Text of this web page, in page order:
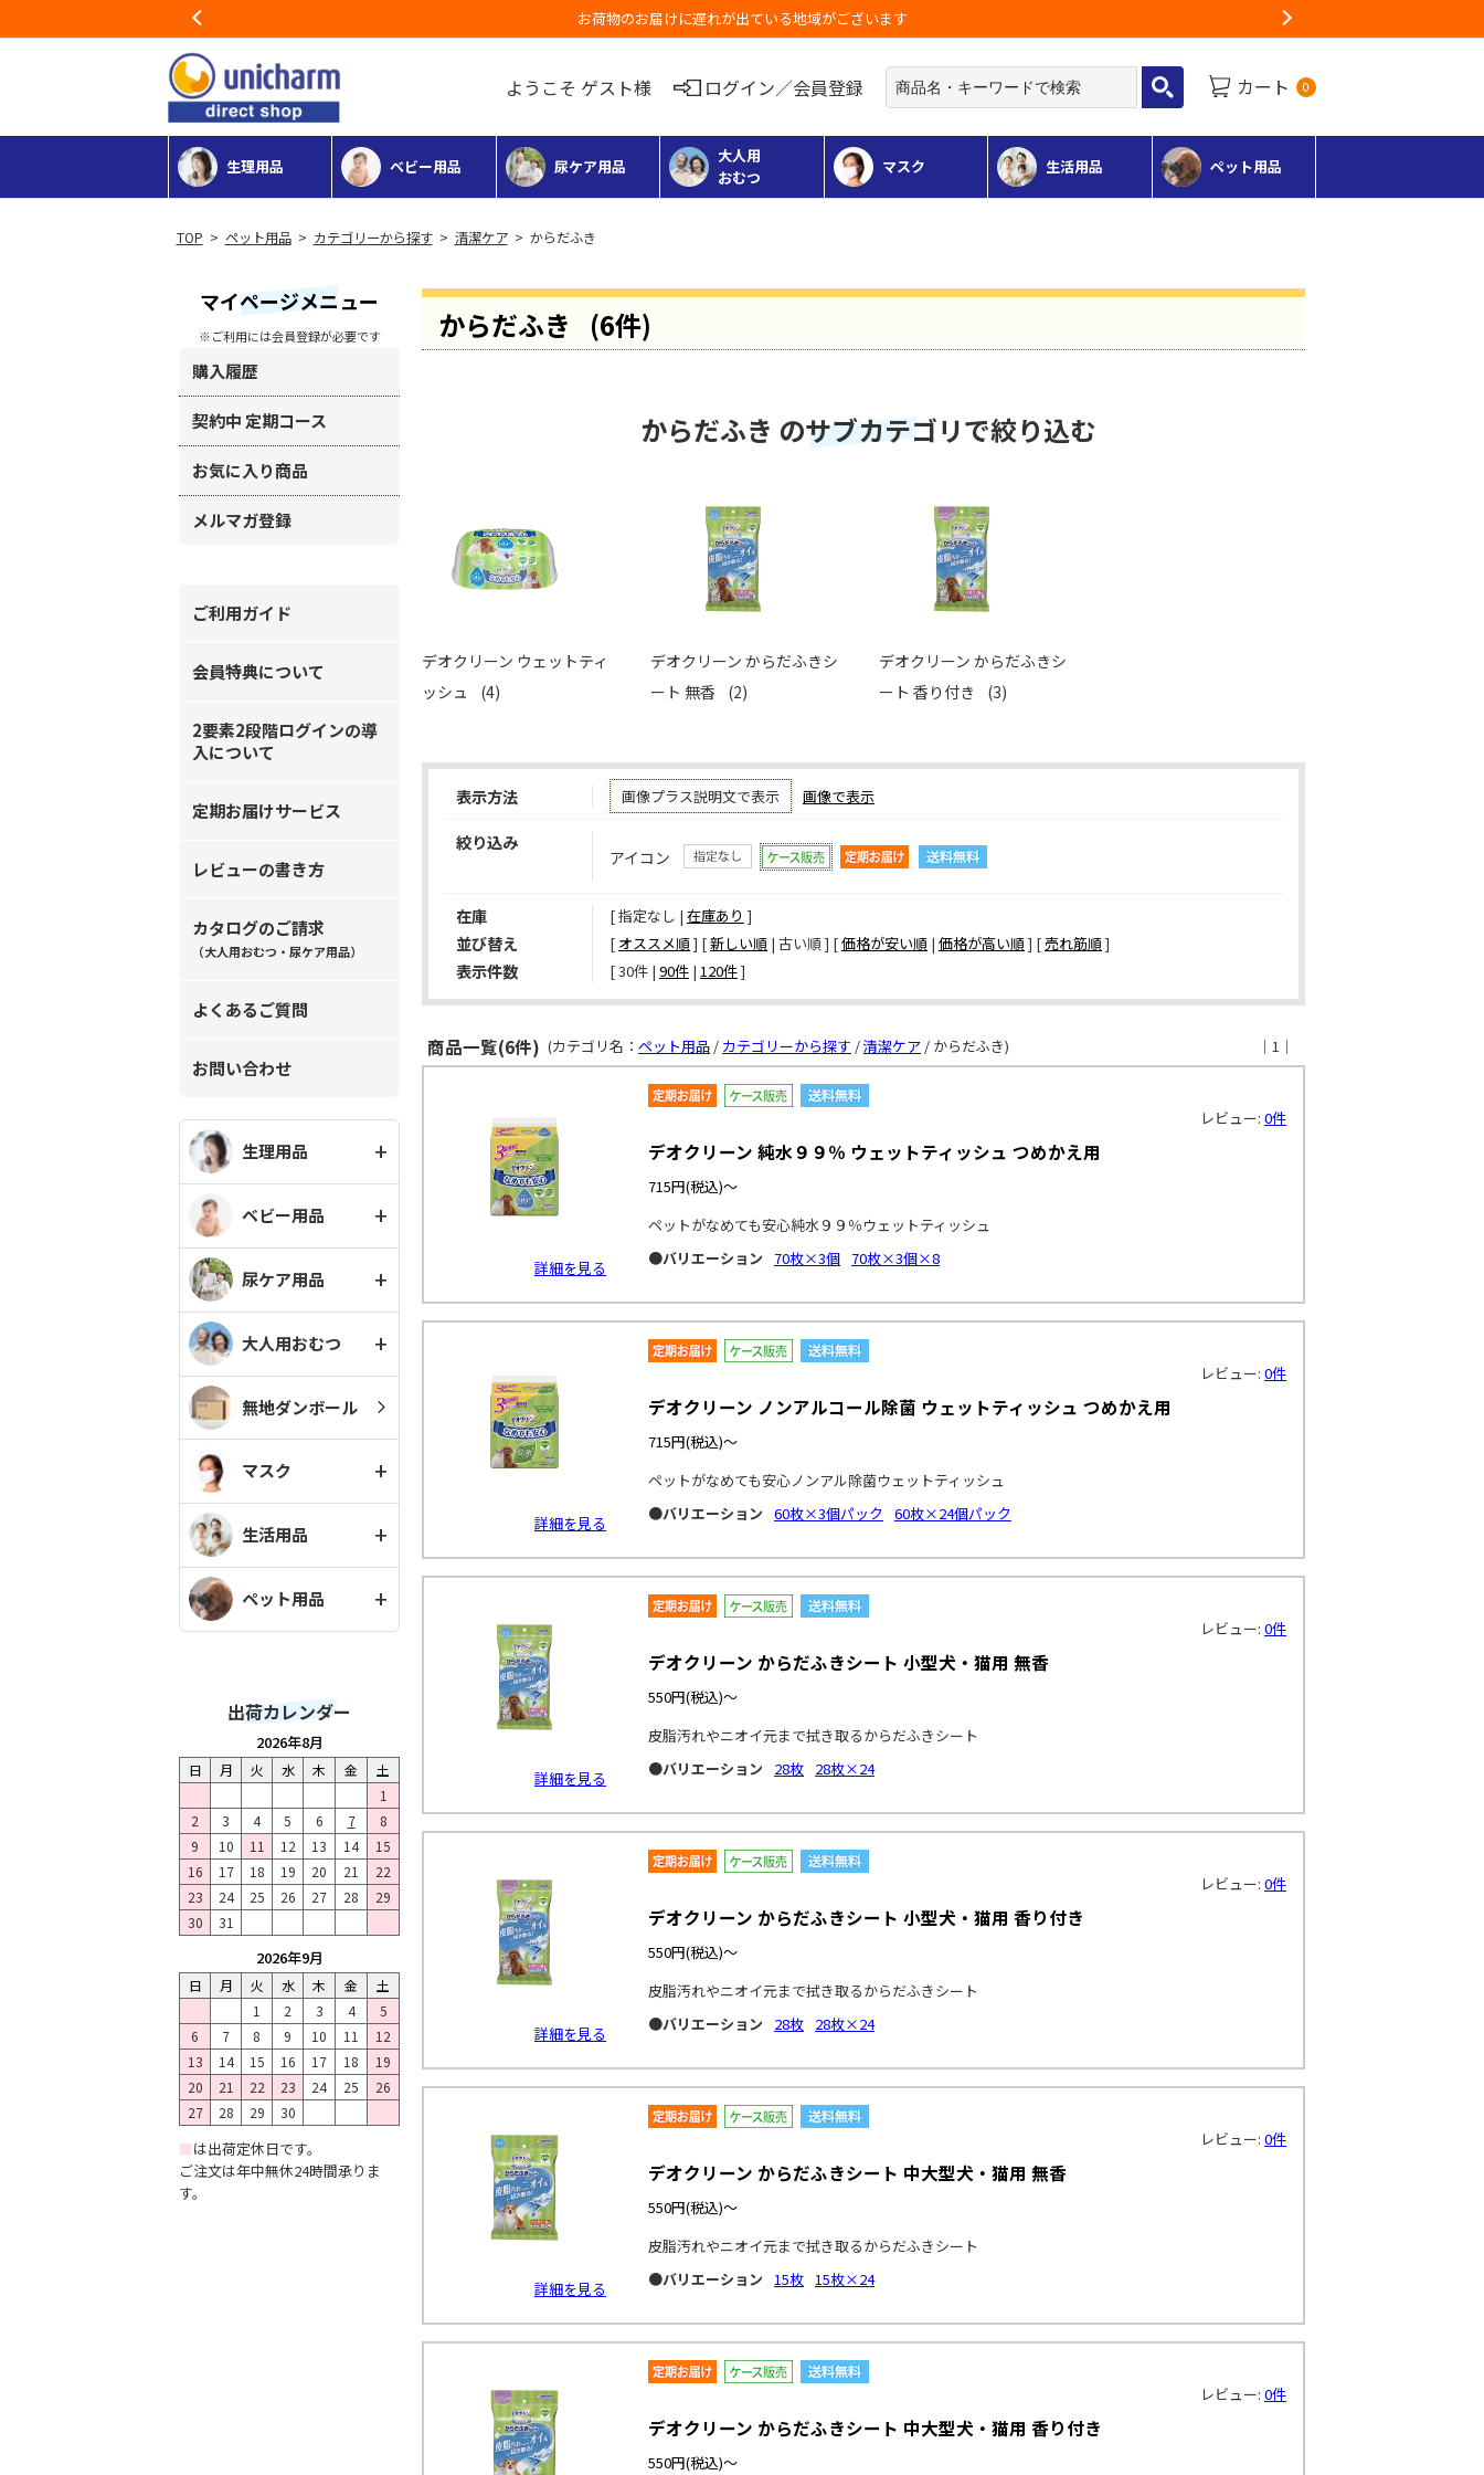
お荷物のお届けに遅れが出ている地域がございます
ようこそ ゲスト様 ログイン／会員登録 カート 0
生理用品 ベビー用品 尿ケア用品
大人用
おむつ
マスク 生活用品 ペット用品
> ペット用品> カテゴリーから探す> 清潔ケア> からだふき
マイページメニュー
※ご利用には会員登録が必要です
購入履歴
契約中 定期コース
お気に入り商品
メルマガ登録
ご利用ガイド
会員特典について
2要素2段階ログインの導
入について
定期お届けサービス
レビューの書き方
カタログのご請求
（大人用おむつ・尿ケア用品）
よくあるご質問
お問い合わせ
生理用品
ベビー用品
尿ケア用品
大人用おむつ
無地ダンボール
マスク
生活用品
ペット用品
出荷カレンダー
2026年8月
日 月 火 水 木 金
土
1
2
3 4 5 6 7
8
9
10 11 12 13 14
15
16
17 18 19 20 21
22
23
24 25 26 27 28
29
30
31
2026年9月
日 月 火 水 木 金
土
1
2 3 4
5
6
7 8 9 10 11
12
13
14 15 16 17 18
19
20
21 22 23 24 25
26
27
28 29 30
■は出荷定休日です。
ご注文は年中無休24時間承りま
す。
からだふき (6件)
からだふき のサブカテゴリで絞り込む
デオクリーン ウェットティ
ッシュ
(4)
デオクリーン からだふきシ
ート 無香
(2)
デオクリーン からだふきシ
ート 香り付き
(3)
表示方法 画像プラス説明文で表示 画像で表示
絞り込み
アイコン
在庫 [ 指定なし | 在庫あり ]
並び替え [ オススメ順] [新しい順 | 古い順 ] [価格が安い順 | 価格が高い順] [売れ筋順]
表示件数 [ 30件 | 90件 | 120件 ]
商品一覧(6件) ｜1｜
(カテゴリ名： ペット用品 / カテゴリーから探す /清潔ケア / からだふき)
詳細を見る
レビュー: 0件
デオクリーン 純水９９％ ウェットティッシュ つめかえ用
715円(税込)～
ペットがなめても安心純水９９％ウェットティッシュ
●バリエーション 70枚×3個 70枚×3個×8
詳細を見る
レビュー: 0件
デオクリーン ノンアルコール除菌 ウェットティッシュ つめかえ用
715円(税込)～
ペットがなめても安心ノンアル除菌ウェットティッシュ
●バリエーション 60枚×3個パック 60枚×24個パック
詳細を見る
レビュー: 0件
デオクリーン からだふきシート 小型犬・猫用 無香
550円(税込)～
皮脂汚れやニオイ元まで拭き取るからだふきシート
●バリエーション
28枚 28枚×24
詳細を見る
レビュー: 0件
デオクリーン からだふきシート 小型犬・猫用 香り付き
550円(税込)～
皮脂汚れやニオイ元まで拭き取るからだふきシート
●バリエーション
28枚 28枚×24
詳細を見る
レビュー: 0件
デオクリーン からだふきシート 中大型犬・猫用 無香
550円(税込)～
皮脂汚れやニオイ元まで拭き取るからだふきシート
●バリエーション 15枚 15枚×24
レビュー: 0件
デオクリーン からだふきシート 中大型犬・猫用 香り付き
550円(税込)～